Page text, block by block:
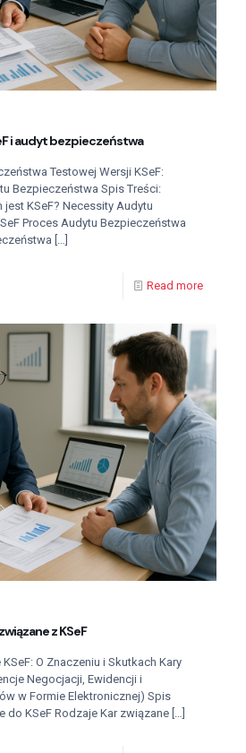
i audyt bezpieczeństwa
Testowej Wersji KSeF:
Bezpieczeństwa Spis Treści:
KSeF? Necessity Audytu
Proces Audytu Bezpieczeństwa
[…]
Read more
z KSeF
O Znaczeniu i Skutkach Kary
Negocjacji, Ewidencji i
w Formie Elektronicznej) Spis
do KSeF Rodzaje Kar związane […]